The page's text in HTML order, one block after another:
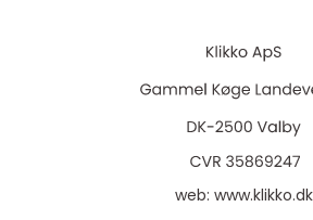
web: www.klikko.dk